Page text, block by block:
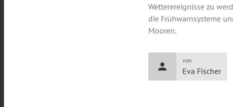
Wetterereignisse zu
die Frühwarnsysteme
Mooren.
person
von
Eva Fischer